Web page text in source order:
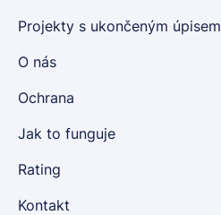
Projekty s ukončeným úpisem
O nás
Ochrana
Jak to funguje
Rating
Kontakt